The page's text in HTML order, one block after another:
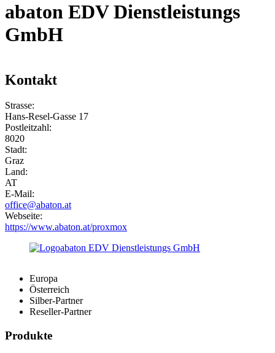
abaton EDV Dienstleistungs
GmbH
Kontakt
Strasse:
Hans-Resel-Gasse 17
Postleitzahl:
8020
Stadt:
Graz
Land:
AT
E-Mail:
office@abaton.at
Webseite:
https://www.abaton.at/proxmox
Europa
Österreich
Silber-Partner
Reseller-Partner
Produkte